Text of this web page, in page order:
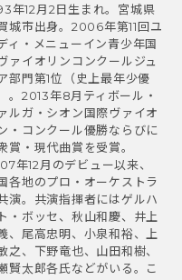
年12月2日生まれ。宮城県
城市出身。2006年第11回ユ
ィ・メニューイン青少年国
ァイオリンコンクールジュ
部門第1位（史上最年少優
。2013年8月ティボール・
ルガ・シオン国際ヴァイオ
・コンクール優勝ならびに
賞・現代曲賞を受賞。
年12月のデビュー以来、
各地のプロ・オーケストラ
演。共演指揮者にはゲルハ
・ボッセ、秋山和慶、井上
、尾高忠明、小泉和裕、上
之、下野竜也、山田和樹、
賢太郎各氏などがいる。こ